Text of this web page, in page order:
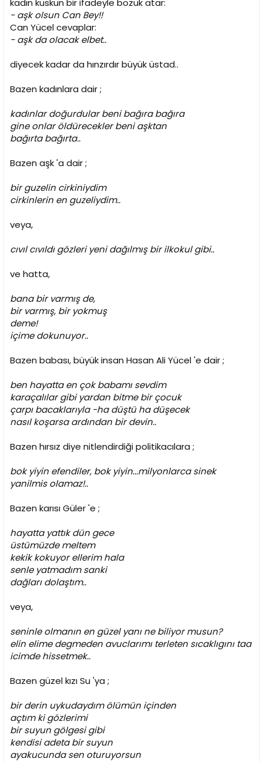
kadın küskün bir ifadeyle bozuk atar:
- aşk olsun Can Bey!!
Can Yücel cevaplar:
- aşk da olacak elbet..
diyecek kadar da hınzırdır büyük üstad..
Bazen kadınlara dair ;
kadınlar doğurdular beni bağıra bağıra
gine onlar öldürecekler beni aşktan
bağırta bağırta..
Bazen aşk 'a dair ;
bir guzelin cirkiniydim
cirkinlerin en guzeliydim..
veya,
cıvıl cıvıldı gözleri yeni dağılmış bir ilkokul gibi..
ve hatta,
bana bir varmış de,
bir varmış, bir yokmuş
deme!
içime dokunuyor..
Bazen babası, büyük insan Hasan Ali Yücel 'e dair ;
ben hayatta en çok babamı sevdim
karaçalılar gibi yardan bitme bir çocuk
çarpı bacaklarıyla -ha düştü ha düşecek
nasıl koşarsa ardından bir devin..
Bazen hırsız diye nitlendirdiği politikacılara ;
bok yiyin efendiler, bok yiyin...milyonlarca sinek
yanilmis olamaz!..
Bazen karısı Güler 'e ;
hayatta yattık dün gece
üstümüzde meltem
kekik kokuyor ellerim hala
senle yatmadım sanki
dağları dolaştım..
veya,
seninle olmanın en güzel yanı ne biliyor musun?
elin elime degmeden avuclarımı terleten sıcaklıgını taa
icimde hissetmek..
Bazen güzel kızı Su 'ya ;
bir derin uykudaydım ölümün içinden
açtım ki gözlerimi
bir suyun gölgesi gibi
kendisi adeta bir suyun
ayakucunda sen oturuyorsun